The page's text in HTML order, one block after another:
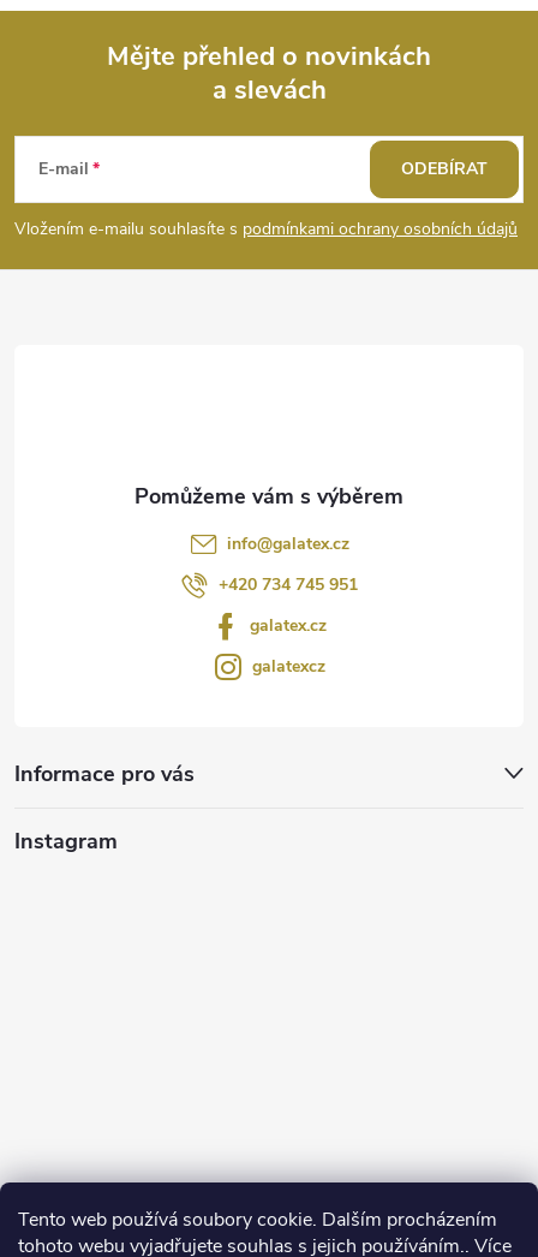
Tento web používá soubory cookie. Dalším procházením
tohoto webu vyjadřujete souhlas s jejich používáním.. Více
v
s
p
a
Mějte přehled o novinkách
a slevách
E-mail
Vložením e-mailu souhlasíte s podmínkami ochrany osobních údajů
ODEBÍRAT
info@galatex.cz
+420 734 745 951
galatex.cz
galatexcz
Informace pro vás
Instagram